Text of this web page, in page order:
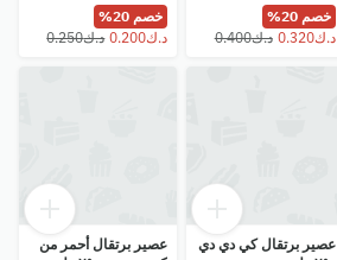
خصم 20%
⁦د.ك0.320⁩
⁦د.ك0.400⁩
خصم 20%
⁦د.ك0.250⁩
عصير برتقال كي دي دي
عصير برتقال أحمر من